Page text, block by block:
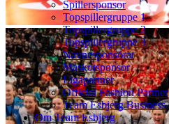
Spillersponsor
Topspillergruppe 1
Topspillergruppe 2
Topspillergruppe 3
Navnesponsorat
Maskotsponsor
Ligapartner
Official Fashion Partner
Team Esbjerg Business
Om Team Esbjerg